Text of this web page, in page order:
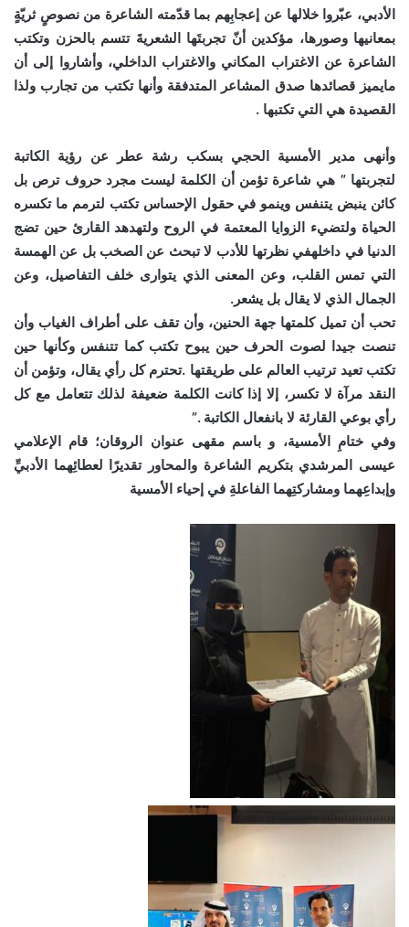
الأدبي، عبّروا خلالها عن إعجابِهم بما قدّمته الشاعرة من نصوصٍ ثريّةٍ
بمعانيها وصورها، مؤكدين أنّ تجربتَها الشعريةَ تتسم بالحزن وتكتب
الشاعرة عن الاغتراب المكاني والاغتراب الداخلي، وأشاروا إلى أن
مايميز قصائدها صدق المشاعر المتدفقة وأنها تكتب من تجارب ولذا
القصيدة هي التي تكتبها .
وأنهى مدير الأمسية الحجي بسكب رشة عطر عن رؤية الكاتبة
لتجربتها” هي شاعرة تؤمن أن الكلمة ليست مجرد حروف ترص بل
كائن ينبض يتنفس وينمو في حقول الإحساس تكتب لترمم ما تكسره
الحياة ولتضيء الزوايا المعتمة في الروح ولتهدهد القارئ حين تضج
الدنيا في داخلهفي نظرتها للأدب لا تبحث عن الصخب بل عن الهمسة
التي تمس القلب، وعن المعنى الذي يتوارى خلف التفاصيل، وعن
الجمال الذي لا يقال بل يشعر.
تحب أن تميل كلمتها جهة الحنين، وأن تقف على أطراف الغياب وأن
تنصت جيدا لصوت الحرف حين يبوح تكتب كما تتنفس وكأنها حين
تكتب تعيد ترتيب العالم على طريقتها .تحترم كل رأي يقال، وتؤمن أن
النقد مرآة لا تكسر، إلا إذا كانت الكلمة ضعيفة لذلك تتعامل مع كل
رأي بوعي القارئة لا بانفعال الكاتبة .”
وفي ختامِ الأمسية، و باسم مقهى عنوان الروقان؛ قام الإعلامي
عيسى المرشدي بتكريم الشاعرة والمحاور تقديرًا لعطائِهما الأدبيِّ
وإبداعِهما ومشاركتِهما الفاعلةِ في إحياء الأمسية